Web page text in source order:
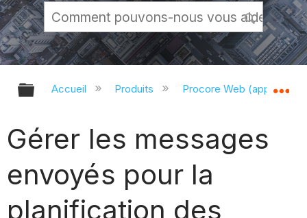
Développer/réduire la hiérarchie
Accueil Produits Procore Web
Gérer les messages
envoyés pour la
planification des